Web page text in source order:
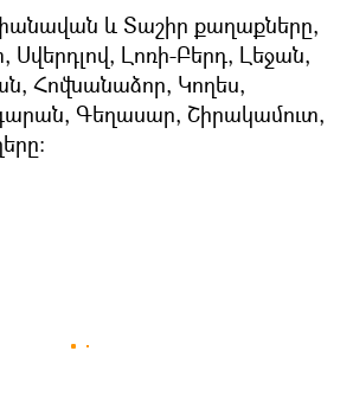
և Տաշիր քաղաքները,
Սվերդլով, Լոռի-Բերդ, Լեջան,
Հովնանաձոր, Կողես,
Գեղասար, Շիրակամուտ,